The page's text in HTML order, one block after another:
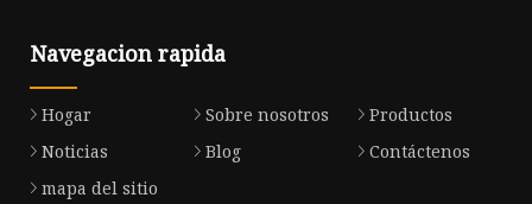
Navegacion rapida
Hogar Sobre nosotros
Productos
Noticias
Blog
Contáctenos
mapa del sitio